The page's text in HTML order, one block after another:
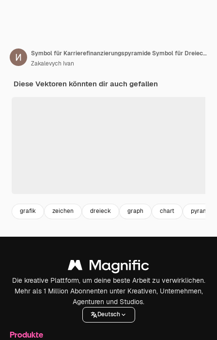
Symbol für Karrierefinanzierungspyramide Symbol für Dreiecksdarstellung Diagrammvektor für Zeichenebene
Zakalevych Ivan
Diese Vektoren könnten dir auch gefallen
grafik zeichen dreieck graph chart pyramide
Die kreative Plattform, um deine beste Arbeit zu verwirklichen.
Mehr als 1 Million Abonnenten unter Kreativen, Unternehmen,
Agenturen und Studios.
Deutsch
Produkte